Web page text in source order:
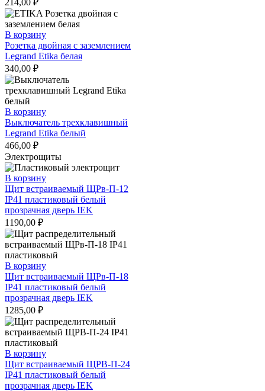
В корзину
Розетка двойная с заземлением
Legrand Etika белая
340,00 ₽
В корзину
Выключатель трехклавишный
Legrand Etika белый
466,00 ₽
Электрощиты
В корзину
Щит встраиваемый ЩРв-П-12
IP41 пластиковый белый
прозрачная дверь IEK
1190,00 ₽
В корзину
Щит встраиваемый ЩРв-П-18
IP41 пластиковый белый
прозрачная дверь IEK
1285,00 ₽
В корзину
Щит встраиваемый ЩРВ-П-24
IP41 пластиковый белый
прозрачная дверь IEK